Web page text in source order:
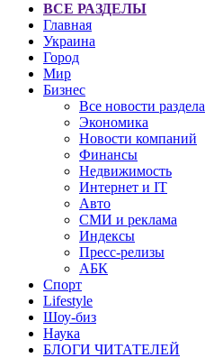
ВСЕ РАЗДЕЛЫ
Главная
Украина
Город
Мир
Бизнес
Все новости раздела
Экономика
Новости компаний
Финансы
Недвижимость
Интернет и IT
Авто
СМИ и реклама
Индексы
Пресс-релизы
АБК
Спорт
Lifestyle
Шоу-биз
Наука
БЛОГИ ЧИТАТЕЛЕЙ